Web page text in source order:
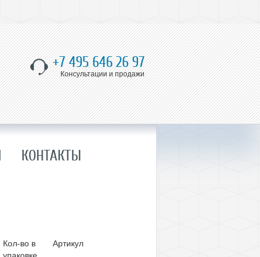
+7 495 646 26 97
Консультации и продажи
КОНТАКТЫ
Кол-во в
Артикул